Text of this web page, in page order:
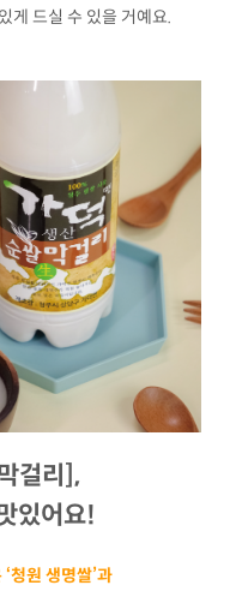
게 드실 수 있을 거예요.
걸리],
있어요!
청원 생명쌀’과